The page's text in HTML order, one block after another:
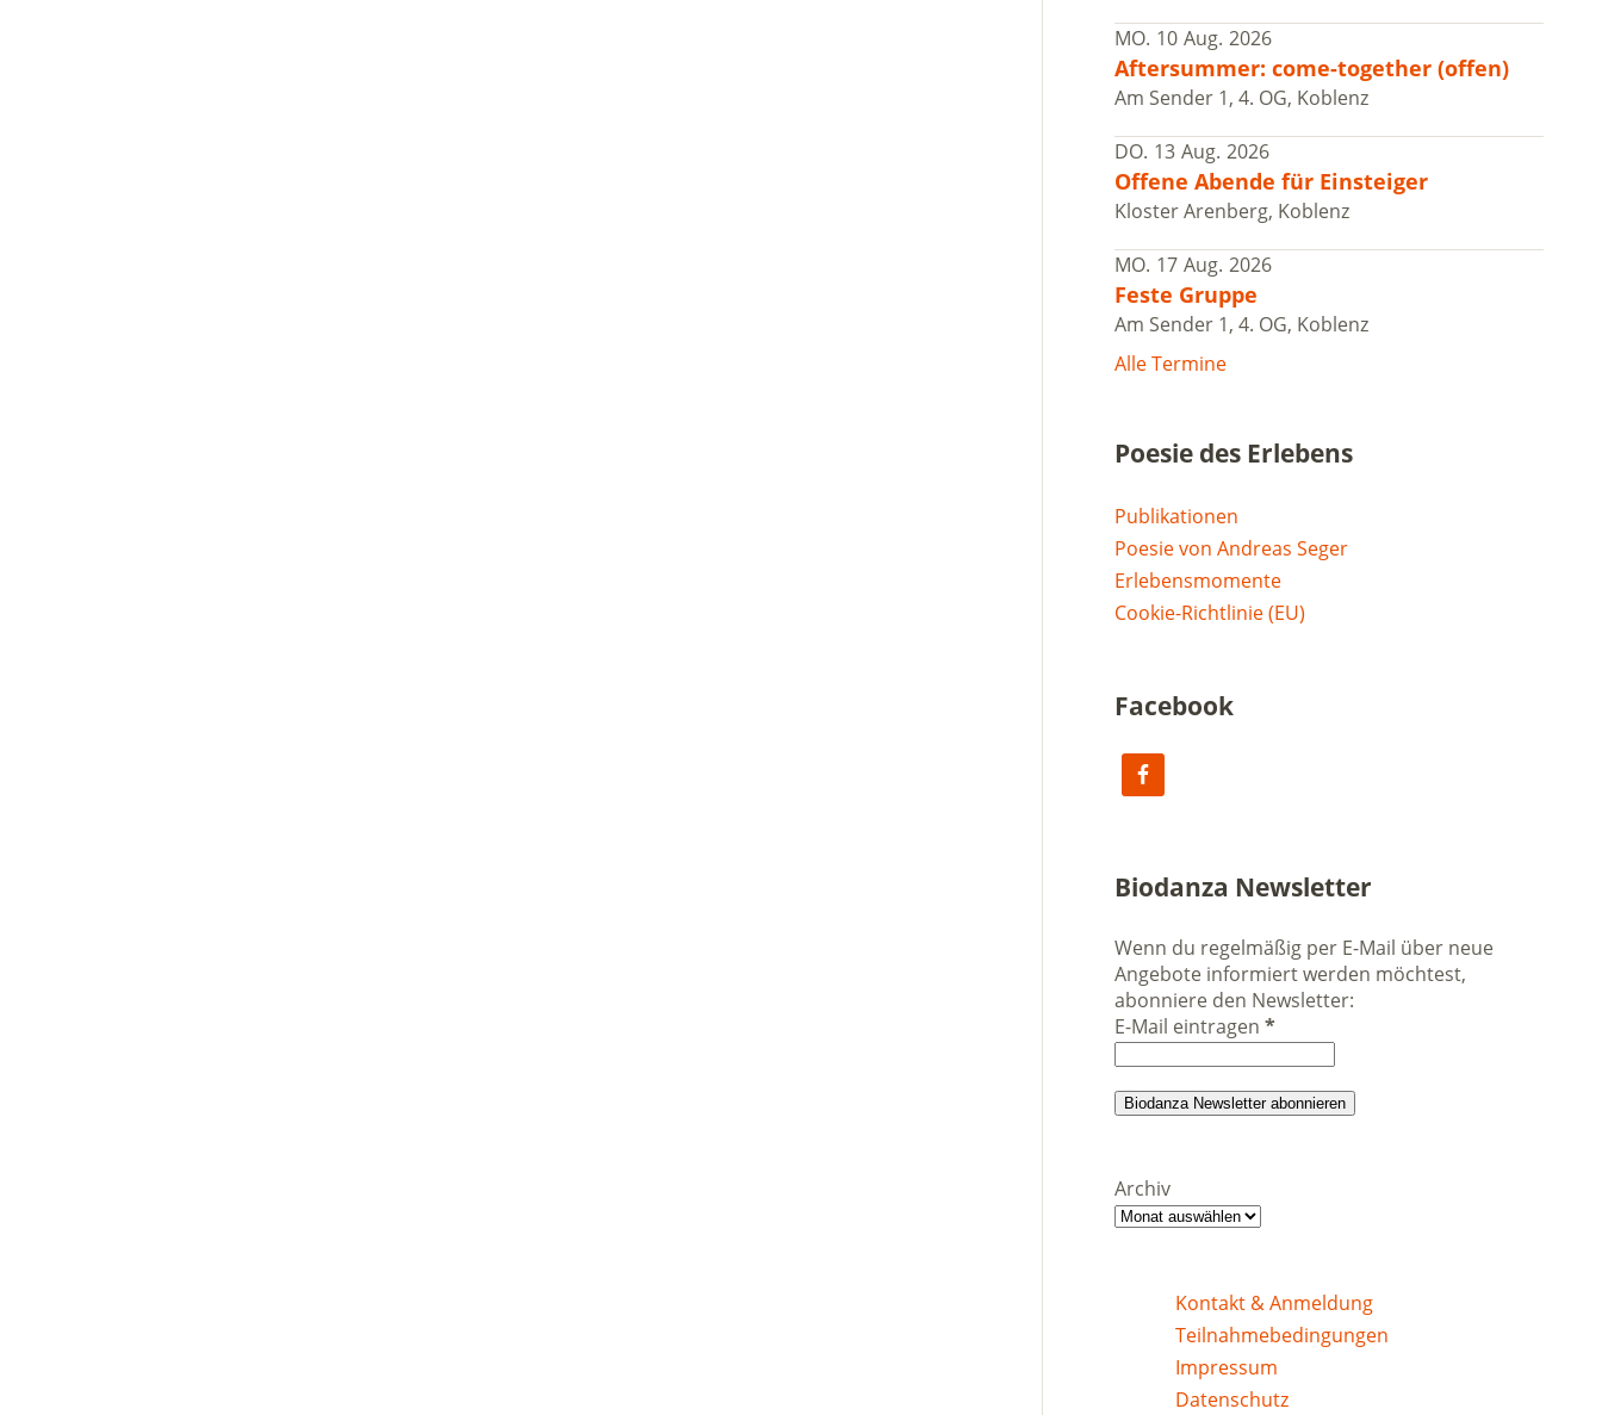
MO. 10 Aug. 2026
Aftersummer: come-together (offen)
Am Sender 1, 4. OG, Koblenz
DO. 13 Aug. 2026
Offene Abende für Einsteiger
Kloster Arenberg, Koblenz
MO. 17 Aug. 2026
Feste Gruppe
Am Sender 1, 4. OG, Koblenz
Alle Termine
Poesie des Erlebens
Publikationen
Poesie von Andreas Seger
Erlebensmomente
Cookie-Richtlinie (EU)
Facebook
Biodanza Newsletter
Wenn du regelmäßig per E-Mail über neue
Angebote informiert werden möchtest,
abonniere den Newsletter:
E-Mail eintragen *
Archiv
Kontakt & Anmeldung
Teilnahmebedingungen
Impressum
Datenschutz